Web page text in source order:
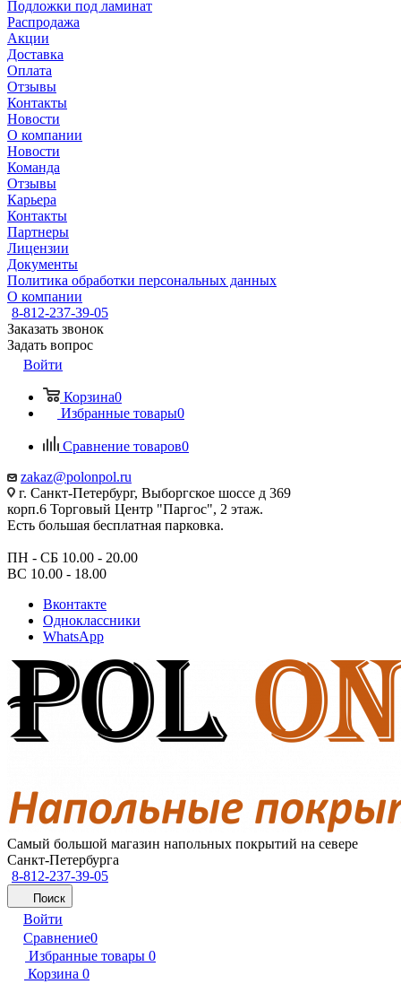
Подложки под ламинат
Распродажа
Акции
Доставка
Оплата
Отзывы
Контакты
Новости
О компании
Новости
Команда
Отзывы
Карьера
Контакты
Партнеры
Лицензии
Документы
Политика обработки персональных данных
О компании
8-812-237-39-05
Заказать звонок
Задать вопрос
Войти
Корзина0
Избранные товары0
Сравнение товаров0
zakaz@polonpol.ru
г. Санкт-Петербург, Выборгское шоссе д 369
корп.6 Торговый Центр "Паргос", 2 этаж.
Есть большая бесплатная парковка.
ПН - СБ 10.00 - 20.00
ВС 10.00 - 18.00
Вконтакте
Одноклассники
WhatsApp
Самый большой магазин напольных покрытий на севере
Санкт-Петербурга
8-812-237-39-05
Поиск
Войти
Сравнение0
Избранные товары 0
Корзина 0